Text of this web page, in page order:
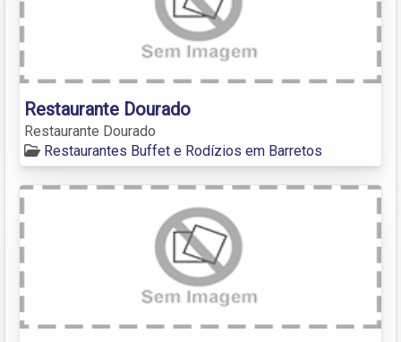
Restaurante Dourado
Restaurante Dourado
Restaurantes Buffet e Rodízios em Barretos